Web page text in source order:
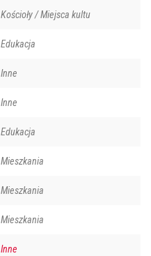
Kościoły / Miejsca kultu
Edukacja
Inne
Inne
Edukacja
Mieszkania
Mieszkania
Mieszkania
Inne